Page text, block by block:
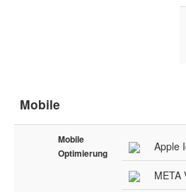
Mobile
Mobile
Optimierung
Apple
META